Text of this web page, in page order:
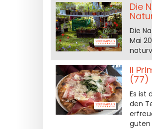
Die
Die
Mai
Il
(77)
Es ist
den
guten